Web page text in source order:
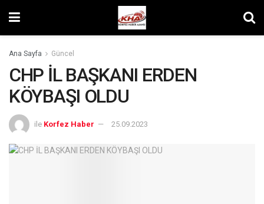
Ana Sayfa Güncel
CHP İL BAŞKANI ERDEN
KÖYBAŞI OLDU
ile Korfez Haber 25.09.2023